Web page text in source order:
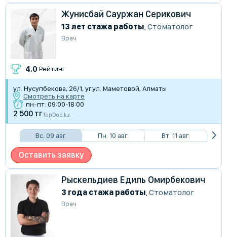
Жунисбай Сауржан Серикович
13 лет стажа работы,Стоматолог
Врач
4.0 Рейтинг
ул. Нусупбекова, 26/1, уг.ул. Маметовой, Алматы
Смотреть на карте
пн-пт: 09:00-18:00
2 500 тгTopDoc.kz
Вс. 09 авг. Пн. 10 авг. Вт. 11 авг.
Оставить заявку
Рыскельдиев Едиль Омирбекович
3 года стажа работы,Стоматолог
Врач